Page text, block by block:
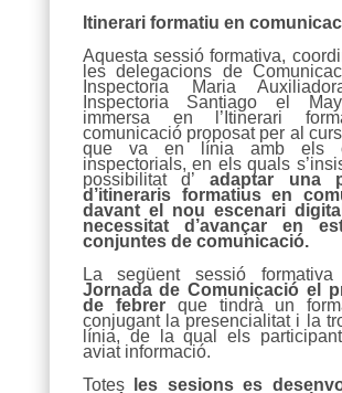
Itinerari formatiu en
Aquesta sessió formativa,
les delegacions de
Inspectoria Maria
Inspectoria Santiago el
immersa en l’Itinerari
comunicació proposat per al
que va en línia amb els
inspectorials, en els quals
possibilitat d’ adaptar una
d’itineraris formatius en
davant el nou escenari
necessitat d’avançar en
conjuntes de comunicació.
La següent sessió
Jornada de Comunicació el
de febrerque tindrà un
conjugant la presencialitat i la
línia, de la qual els
aviat informació.
Totes
les sesions es